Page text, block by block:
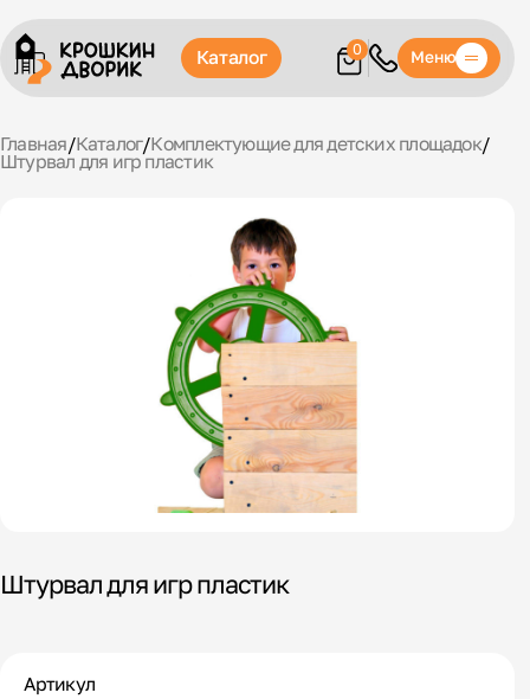
Каталог 0 Меню
Главная/Каталог/Комплектующие для детских площадок/
Штурвал для игр пластик
Штурвал для игр пластик
Артикул